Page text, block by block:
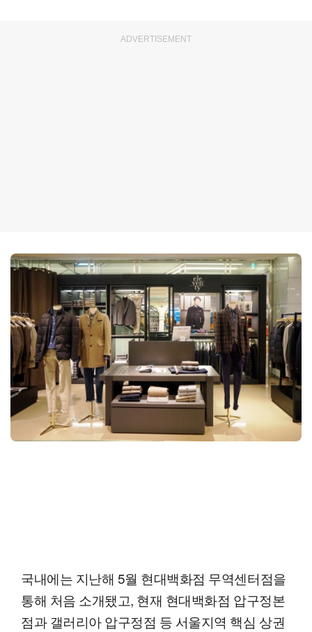
ADVERTISEMENT
국내에는 지난해 5월 현대백화점 무역센터점을
통해 처음 소개됐고, 현재 현대백화점 압구정본
점과 갤러리아 압구정점 등 서울지역 핵심 상권